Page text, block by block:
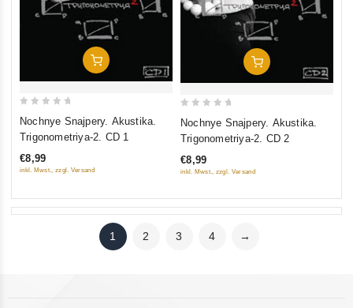
Add To Cart
5
Nochnye Snajpery. Akustika.
Trigonometriya-2. CD 1
€8,99
inkl. Mwst., zzgl. Versand
Add To Cart
5
Nochnye Snajpery. Akustika.
Trigonometriya-2. CD 2
€8,99
inkl. Mwst., zzgl. Versand
1 2 3 4 →